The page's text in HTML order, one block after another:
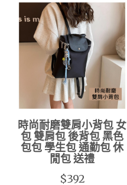
時尚耐磨雙肩小背包 女
包 雙肩包 後背包 黑色
包包 學生包 通勤包 休
閒包 送禮
$392